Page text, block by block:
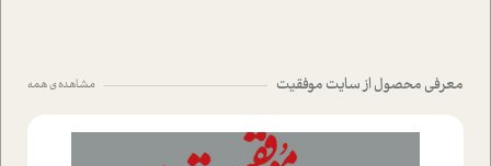
معرفی محصول از سایت موفقیت مشاهده ی همه